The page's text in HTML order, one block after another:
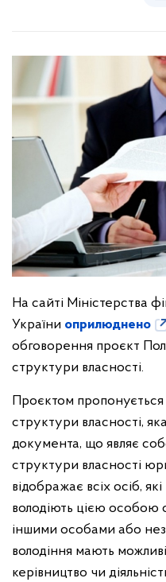
На сайті Міністерства
України оприлюднено
обговорення проєкт
структури власності.
Проєктом
структури власності,
документа, що являє
структури власності
відображає всіх осіб,
володіють цією особою
іншими особами або
володіння мають
керівництво чи